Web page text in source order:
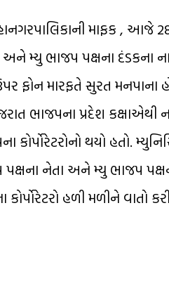
માફક , આજે
મ્યુ ભાજપ પક્ષના દંડકના
ફોન મારફતે સુરત મનપાના
ભાજપના પ્રદેશ કક્ષાએથી
થયો હતો.
પક્ષના નેતા અને મ્યુ ભાજપ
હળી મળીને વાતો